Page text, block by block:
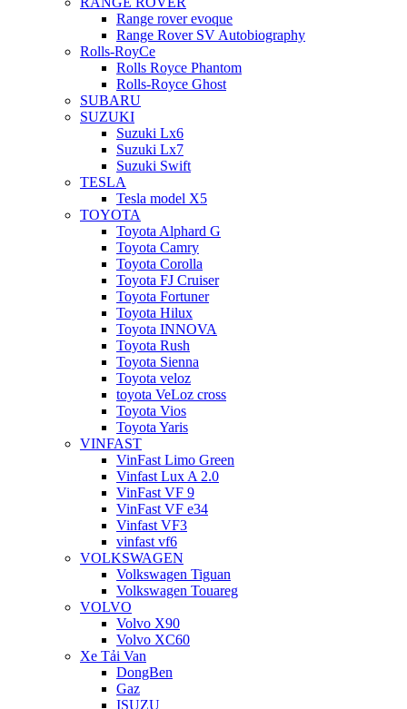
Range rover evoque
Range Rover SV Autobiography
Rolls-RoyCe
Rolls Royce Phantom
Rolls-Royce Ghost
SUBARU
SUZUKI
Suzuki Lx6
Suzuki Lx7
Suzuki Swift
TESLA
Tesla model X5
TOYOTA
Toyota Alphard G
Toyota Camry
Toyota Corolla
Toyota FJ Cruiser
Toyota Fortuner
Toyota Hilux
Toyota INNOVA
Toyota Rush
Toyota Sienna
Toyota veloz
toyota VeLoz cross
Toyota Vios
Toyota Yaris
VINFAST
VinFast Limo Green
Vinfast Lux A 2.0
VinFast VF 9
VinFast VF e34
Vinfast VF3
vinfast vf6
VOLKSWAGEN
Volkswagen Tiguan
Volkswagen Touareg
VOLVO
Volvo X90
Volvo XC60
Xe Tải Van
DongBen
Gaz
ISUZU